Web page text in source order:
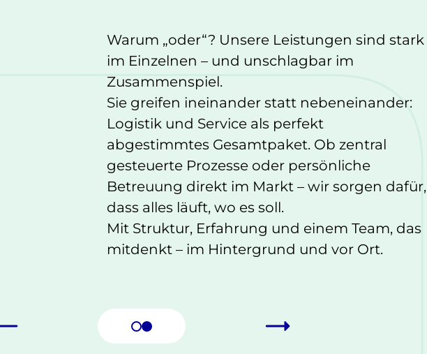
Warum „oder“? Unsere Leistungen sind stark
im Einzelnen – und unschlagbar im
Zusammenspiel.
Sie greifen ineinander statt nebeneinander:
Logistik und Service als perfekt
abgestimmtes Gesamtpaket. Ob zentral
gesteuerte Prozesse oder persönliche
Betreuung direkt im Markt – wir sorgen dafür,
dass alles läuft, wo es soll.
Mit Struktur, Erfahrung und einem Team, das
mitdenkt – im Hintergrund und vor Ort.